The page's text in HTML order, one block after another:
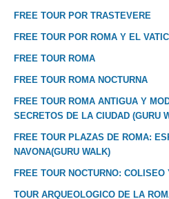
FREE TOUR POR TRASTEVERE
FREE TOUR POR ROMA Y EL
FREE TOUR ROMA
FREE TOUR ROMA NOCTURNA
FREE TOUR ROMA ANTIGUA Y
SECRETOS DE LA CIUDAD (GURU
FREE TOUR PLAZAS DE ROMA:
NAVONA(GURU WALK)
FREE TOUR NOCTURNO: COLISEO
TOUR ARQUEOLOGICO DE LA